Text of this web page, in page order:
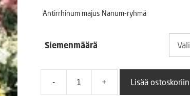
Askartelutarvikkeet
Antirrhinum majus Nanum-ryhmä
Siemenmäärä
-
Ryhmäleijonankita
+ Lisää ostoskoriin